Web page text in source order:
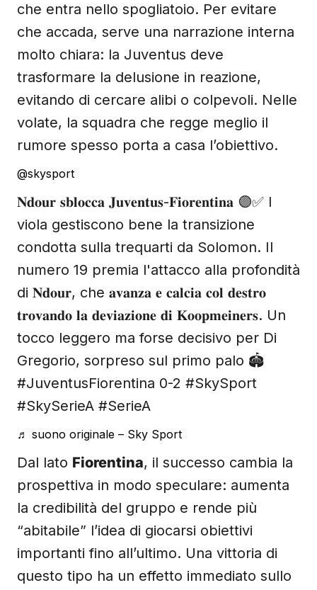
che entra nello spogliatoio. Per evitare
che accada, serve una narrazione interna
molto chiara: la Juventus deve
trasformare la delusione in reazione,
evitando di cercare alibi o colpevoli. Nelle
volate, la squadra che regge meglio il
rumore spesso porta a casa l’obiettivo.
@skysport
𝐍𝐝𝐨𝐮𝐫 𝐬𝐛𝐥𝐨𝐜𝐜𝐚 𝐉𝐮𝐯𝐞𝐧𝐭𝐮𝐬-𝐅𝐢𝐨𝐫𝐞𝐧𝐭𝐢𝐧𝐚 🟣✅ I
viola gestiscono bene la transizione
condotta sulla trequarti da Solomon. Il
numero 19 premia l'attacco alla profondità
di 𝐍𝐝𝐨𝐮𝐫, che 𝐚𝐯𝐚𝐧𝐳𝐚 𝐞 𝐜𝐚𝐥𝐜𝐢𝐚 𝐜𝐨𝐥 𝐝𝐞𝐬𝐭𝐫𝐨
𝐭𝐫𝐨𝐯𝐚𝐧𝐝𝐨 𝐥𝐚 𝐝𝐞𝐯𝐢𝐚𝐳𝐢𝐨𝐧𝐞 𝐝𝐢 𝐊𝐨𝐨𝐩𝐦𝐞𝐢𝐧𝐞𝐫𝐬. Un
tocco leggero ma forse decisivo per Di
Gregorio, sorpreso sul primo palo 🏟️
#JuventusFiorentina 0-2 #SkySport
#SkySerieA #SerieA
♬ suono originale – Sky Sport
Dal lato Fiorentina, il successo cambia la
prospettiva in modo speculare: aumenta
la credibilità del gruppo e rende più
“abitabile” l’idea di giocarsi obiettivi
importanti fino all’ultimo. Una vittoria di
questo tipo ha un effetto immediato sullo